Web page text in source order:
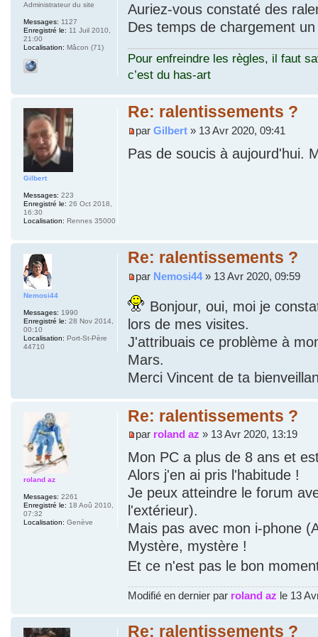
Auriez-vous constaté des
Des temps de chargement
Pour enfreindre les règles, il faut
c’est du has-art
Administrateur du site
Messages: 1127
Enregistré le: 11 Juil 2010,
21:00
Localisation: Mâcon (71)
Re: ralentissements ?
parGilbert » 13 Avr 2020, 09:41
Pas de soucis à aujourd'hui.
Gilbert
Messages: 223
Enregistré le: 26 Oct 2018,
16:30
Localisation: Rennes 35000
Re: ralentissements ?
par Nemosi44» 13 Avr 2020, 09:59
Bonjour, oui, moi je
lors de mes visites.
J'attribuais ce problème à
Mars.
Merci Vincent de ta
Nemosi44
Messages: 1990
Enregistré le: 28 Nov 2014,
00:10
Localisation: Port-St-Père
44710
Re: ralentissements ?
par roland az » 13 Avr 2020, 13:19
Mon PC a plus de 8 ans et
Alors j'en ai pris l'habitude !
Je peux atteindre le forum
l'extérieur).
Mais pas avec mon i-phone
Mystère, mystère !
Et ce n'est pas le bon
Modifié en dernier par roland az le 13
roland az
Messages: 2261
Enregistré le: 18 Aoû 2010,
07:32
Localisation: Genève
Re: ralentissements ?